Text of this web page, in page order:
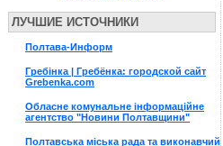
ЛУЧШИЕ ИСТОЧНИКИ
Полтава-Информ
Гребінка | Гребёнка: городской сайт
Grebenka.com
Обласне комунальне інформаційне
агентство "Новини Полтавщини"
Полтавська міська рада та виконавчий